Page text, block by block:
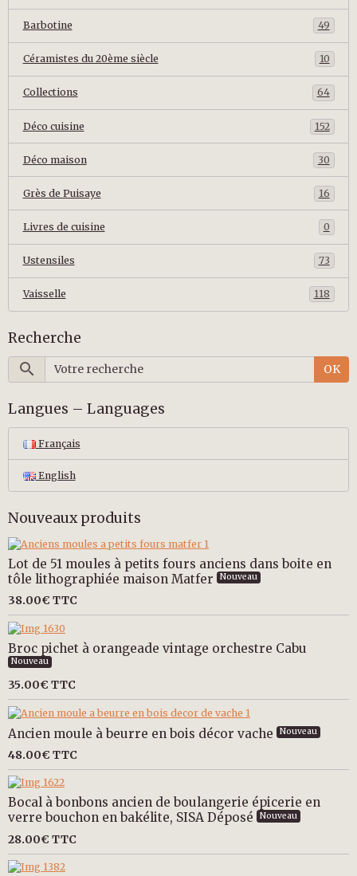
Barbotine 49
Céramistes du 20ème siècle 10
Collections 64
Déco cuisine 152
Déco maison 30
Grès de Puisaye 16
Livres de cuisine 0
Ustensiles 73
Vaisselle 118
Recherche
OK
Langues – Languages
Français
English
Nouveaux produits
Lot de 51 moules à petits fours anciens dans boite en
tôle lithographiée maison Matfer
Nouveau
38.00€ TTC
Broc pichet à orangeade vintage orchestre Cabu
Nouveau
35.00€ TTC
Ancien moule à beurre en bois décor vache Nouveau
48.00€ TTC
Bocal à bonbons ancien de boulangerie épicerie en
verre bouchon en bakélite, SISA Déposé
Nouveau
28.00€ TTC